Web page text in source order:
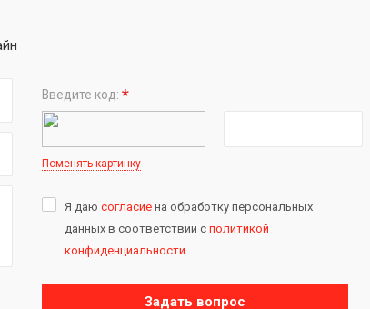
Введите код: *
Поменять картинку
Я даюсогласие на обработку персональных
данных в соответствии сполитикой
конфиденциальности
Задать вопрос